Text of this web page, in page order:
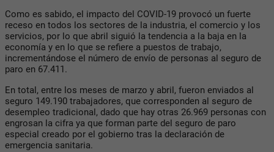
Como es sabido, el impacto del COVID-19 provocó un fuerte
receso en todos los sectores de la industria, el comercio y los
servicios, por lo que abril siguió la tendencia a la baja en la
economía y en lo que se refiere a puestos de trabajo,
incrementándose el número de envío de personas al seguro de
paro en 67.411.
En total, entre los meses de marzo y abril, fueron enviados al
seguro 149.190 trabajadores, que corresponden al seguro de
desempleo tradicional, dado que hay otras 26.969 personas con
engrosan la cifra ya que forman parte del seguro de paro
especial creado por el gobierno tras la declaración de
emergencia sanitaria.